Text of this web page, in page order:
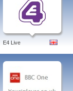
E4 Live